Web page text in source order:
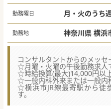
勤務曜日 月・火のうち
勤務地 神奈川
コンサルタントからのメッセ
☆月曜・火曜の午後勤務求人
☆時給換算(最大)14,000円以
☆一般内科外来または一般内
☆横浜市JR線最寄駅から徒
す。